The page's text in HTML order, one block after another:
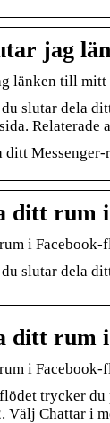
jag
länken till mitt
du slutar dela
Relaterade
ditt
ditt rum
i
du slutar dela
ditt rum
i
trycker du
Välj Chattar i